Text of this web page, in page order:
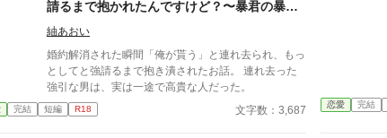
請るまで抱かれたんですけど？〜暴君の暴君
が暴君過ぎた話〜
紬あおい
婚約解消された瞬間「俺が貰う」と連れ去られ、もっ
としてと強請るまで抱き潰されたお話。 連れ去った
強引な男は、実は一途で高貴な人だった。
完結 短編 R18 文字数：3,687 恋愛 完結